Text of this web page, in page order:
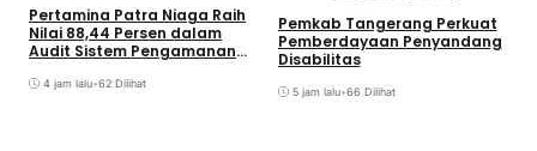
Pertamina Patra Niaga Raih
Nilai 88,44 Persen dalam
Audit Sistem Pengamanan
4 jam lalu•62 Dilihat
Pemkab Tangerang Perkuat
Pemberdayaan Penyandang
Disabilitas
5 jam lalu•66 Dilihat